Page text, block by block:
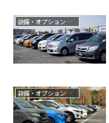
装備・オプション・用途
装備・オプション・用途